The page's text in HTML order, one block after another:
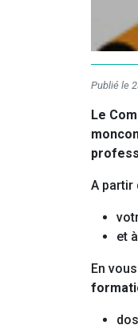
Publié le
Le
A partir
et
En